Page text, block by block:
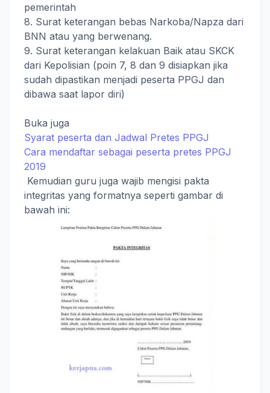
pemerintah
8. Surat keterangan bebas Narkoba/Napza dari
BNN atau yang berwenang.
9. Surat keterangan kelakuan Baik atau SKCK
dari Kepolisian (poin 7, 8 dan 9 disiapkan jika
sudah dipastikan menjadi peserta PPGJ dan
dibawa saat lapor diri)
Buka juga
Syarat peserta dan Jadwal Pretes PPGJ
Cara mendaftar sebagai peserta pretes PPGJ
2019
Kemudian guru juga wajib mengisi pakta
integritas yang formatnya seperti gambar di
bawah ini: